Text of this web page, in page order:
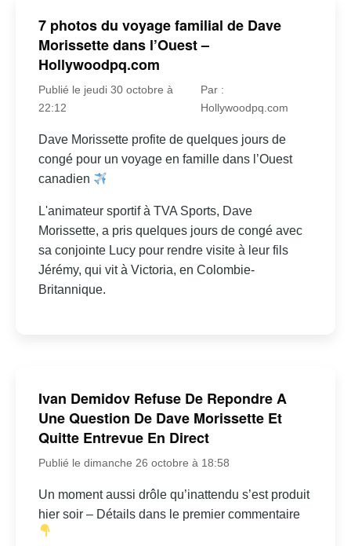
7 photos du voyage familial de Dave
Morissette dans l’Ouest –
Hollywoodpq.com
Publié le jeudi 30 octobre à
22:12
Par :
Hollywoodpq.com
Dave Morissette profite de quelques jours de
congé pour un voyage en famille dans l’Ouest
canadien
L'animateur sportif à TVA Sports, Dave
Morissette, a pris quelques jours de congé avec
sa conjointe Lucy pour rendre visite à leur fils
Jérémy, qui vit à Victoria, en Colombie-
Britannique.
Ivan Demidov Refuse De Repondre A
Une Question De Dave Morissette Et
Quitte Entrevue En Direct
Publié le dimanche 26 octobre à 18:58
Un moment aussi drôle qu’inattendu s’est produit
hier soir – Détails dans le premier commentaire